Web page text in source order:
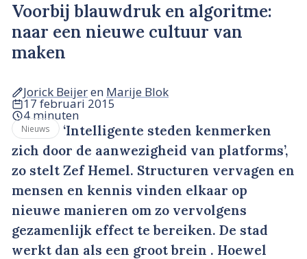
Voorbij blauwdruk en algoritme:
naar een nieuwe cultuur van
maken
Jorick Beijeren Marije Blok
17 februari 2015
4 minuten
Nieuws
‘Intelligente steden kenmerken
zich door de aanwezigheid van platforms’,
zo stelt Zef Hemel. Structuren vervagen en
mensen en kennis vinden elkaar op
nieuwe manieren om zo vervolgens
gezamenlijk effect te bereiken. De stad
werkt dan als een groot brein . Hoewel